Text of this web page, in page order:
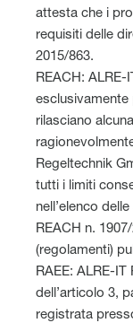
attesta che i
requisiti delle
2015/863.
REACH: ALRE-
esclusivamente
rilasciano
Regeltechnik
tutti i limiti
nell’elenco
REACH n.
(regolamenti)
RAEE: ALRE-
dell’articolo 3,
registrata